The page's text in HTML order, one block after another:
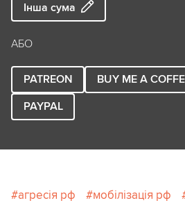
Інша сума
АБО
PATREON BUY ME A
PAYPAL
агресія рф мобілізація рф